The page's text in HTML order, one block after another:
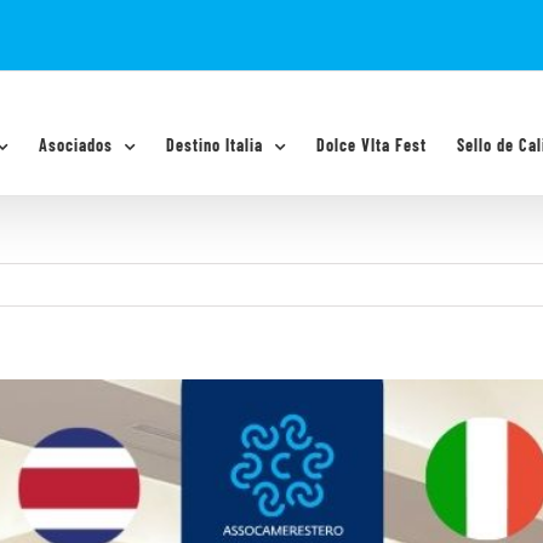
Asociados Destino Italia Dolce VIta Fest Sello de